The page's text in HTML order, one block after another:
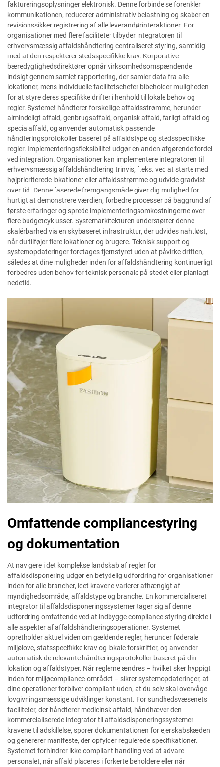
faktureringsoplysninger elektronisk. Denne forbindelse forenkler
kommunikationen, reducerer administrativ belastning og skaber en
revisionssikker registrering af alle leverandørinteraktioner. For
organisationer med flere faciliteter tilbyder integratoren til
erhvervsmæssig affaldshåndtering centraliseret styring, samtidig
med at den respekterer stedsspecifikke krav. Korporative
bæredygtighedsdirektører opnår virksomhedsomspændende
indsigt gennem samlet rapportering, der samler data fra alle
lokationer, mens individuelle facilitetschefer bibeholder muligheden
for at styre deres specifikke drifter i henhold til lokale behov og
regler. Systemet håndterer forskellige affaldsstrømme, herunder
almindeligt affald, genbrugsaffald, organisk affald, farligt affald og
specialaffald, og anvender automatisk passende
håndteringsprotokoller baseret på affaldstype og stedsspecifikke
regler. Implementeringsfleksibilitet udgør en anden afgørende fordel
ved integration. Organisationer kan implementere integratoren til
erhvervsmæssig affaldshåndtering trinvis, f.eks. ved at starte med
højprioriterede lokationer eller affaldsstrømme og udvide gradvist
over tid. Denne faserede fremgangsmåde giver dig mulighed for
hurtigt at demonstrere værdien, forbedre processer på baggrund af
første erfaringer og sprede implementeringsomkostningerne over
flere budgetcyklusser. Systemarkitekturen understøtter denne
skalérbarhed via en skybaseret infrastruktur, der udvides nahtløst,
når du tilføjer flere lokationer og brugere. Teknisk support og
systemopdateringer foretages fjernstyret uden at påvirke driften,
således at dine muligheder inden for affaldshåndtering kontinuerligt
forbedres uden behov for teknisk personale på stedet eller planlagt
nedetid.
Omfattende compliancestyring
og dokumentation
At navigere i det komplekse landskab af regler for
affaldsdisponering udgør en betydelig udfordring for organisationer
inden for alle brancher, idet kravene varierer afhængigt af
myndighedsområde, affaldstype og branche. En kommercialiseret
integrator til affaldsdisponeringssystemer tager sig af denne
udfordring omfattende ved at indbygge compliance-styring direkte i
alle aspekter af affaldshåndteringsoperationer. Systemet
opretholder aktuel viden om gældende regler, herunder føderale
miljølove, statsspecifikke krav og lokale forskrifter, og anvender
automatisk de relevante håndteringsprotokoller baseret på din
lokation og affaldstyper. Når reglerne ændres – hvilket sker hyppigt
inden for miljøcompliance-området – sikrer systemopdateringer, at
dine operationer forbliver compliant uden, at du selv skal overvåge
lovgivningsmæssige udviklinger konstant. For sundhedsvæsenets
faciliteter, der håndterer medicinsk affald, håndhæver den
kommercialiserede integrator til affaldsdisponeringssystemer
kravene til adskillelse, sporer dokumentationen for ejerskabskæden
og genererer manifeste, der opfylder regulerede specifikationer.
Systemet forhindrer ikke-compliant handling ved at advare
personalet, når affald placeres i forkerte beholdere eller når